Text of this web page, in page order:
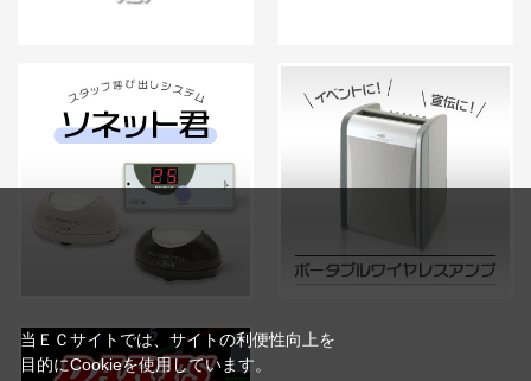
当ＥＣサイトでは、サイトの利便性向上を
目的にCookieを使用しています。